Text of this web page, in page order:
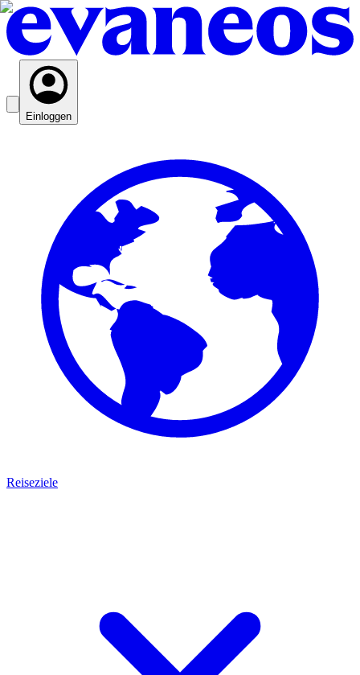
Einloggen
Reiseziele